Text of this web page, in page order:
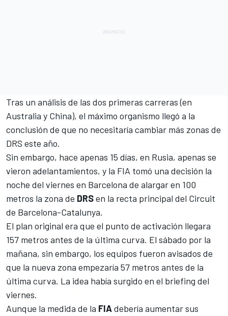
Tras un análisis de las dos primeras carreras (en
Australia y China), el máximo organismo llegó a la
conclusión de que no necesitaría cambiar más zonas de
DRS este año.
Sin embargo, hace apenas 15 días, en Rusia, apenas se
vieron adelantamientos, y la FIA tomó una decisión la
noche del viernes en Barcelona de alargar en 100
metros la zona de DRSen la recta principal del Circuit
de Barcelona-Catalunya.
El plan original era que el punto de activación llegara
157 metros antes de la última curva. El sábado por la
mañana, sin embargo, los equipos fueron avisados de
que la nueva zona empezaría 57 metros antes de la
última curva. La idea había surgido en el briefing del
viernes.
Aunque la medida de la FIAdebería aumentar sus